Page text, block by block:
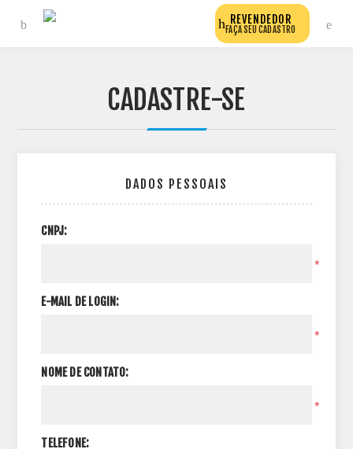
REVENDEDOR
FAÇA SEU CADASTRO
CADASTRE-SE
DADOS PESSOAIS
CNPJ:
*
E-MAIL DE LOGIN:
*
NOME DE CONTATO:
*
TELEFONE: